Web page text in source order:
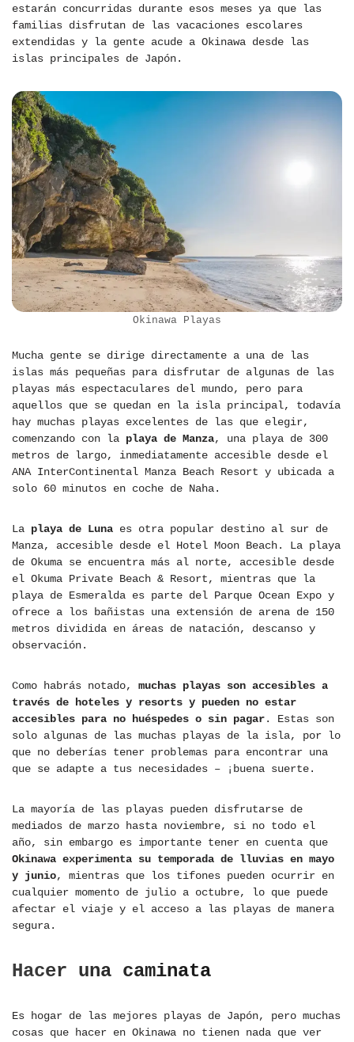
estarán concurridas durante esos meses ya que las
familias disfrutan de las vacaciones escolares
extendidas y la gente acude a Okinawa desde las
islas principales de Japón.
Okinawa Playas
Mucha gente se dirige directamente a una de las
islas más pequeñas para disfrutar de algunas de las
playas más espectaculares del mundo, pero para
aquellos que se quedan en la isla principal, todavía
hay muchas playas excelentes de las que elegir,
comenzando con la playa de Manza, una playa de 300
metros de largo, inmediatamente accesible desde el
ANA InterContinental Manza Beach Resort y ubicada a
solo 60 minutos en coche de Naha.
La playa de Luna es otra popular destino al sur de
Manza, accesible desde el Hotel Moon Beach. La playa
de Okuma se encuentra más al norte, accesible desde
el Okuma Private Beach & Resort, mientras que la
playa de Esmeralda es parte del Parque Ocean Expo y
ofrece a los bañistas una extensión de arena de 150
metros dividida en áreas de natación, descanso y
observación.
Como habrás notado,
muchas playas son accesibles a
través de hoteles y resorts y pueden no estar
accesibles para no huéspedes o sin pagar. Estas son
solo algunas de las muchas playas de la isla, por lo
que no deberías tener problemas para encontrar una
que se adapte a tus necesidades – ¡buena suerte.
La mayoría de las playas pueden disfrutarse de
mediados de marzo hasta noviembre, si no todo el
año, sin embargo es importante tener en cuenta que
Okinawa experimenta su temporada de lluvias en mayo
y junio, mientras que los tifones pueden ocurrir en
cualquier momento de julio a octubre, lo que puede
afectar el viaje y el acceso a las playas de manera
segura.
Hacer una caminata
Es hogar de las mejores playas de Japón, pero muchas
cosas que hacer en Okinawa no tienen nada que ver